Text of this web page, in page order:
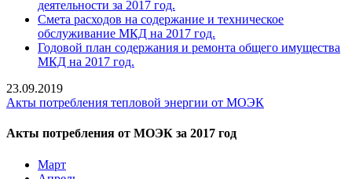
деятельности за 2017 год.
Смета расходов на содержание и техническое
обслуживание МКД на 2017 год.
Годовой план содержания и ремонта общего имущества
МКД на 2017 год.
23.09.2019
Акты потребления тепловой энергии от МОЭК
Акты потребления от МОЭК за 2017 год
Март